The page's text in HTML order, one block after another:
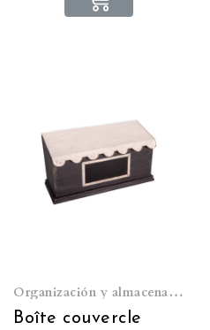
Organización y almacenamiento
Boîte couvercle